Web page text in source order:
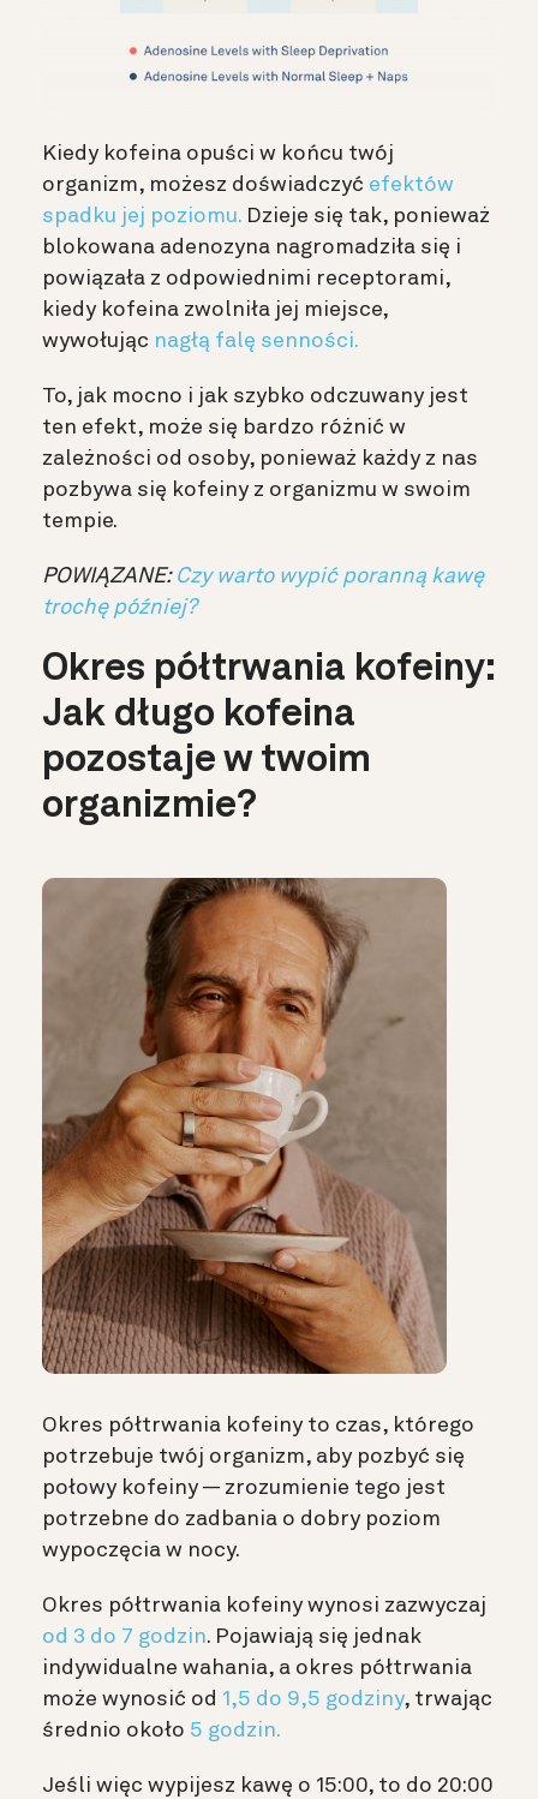
Kiedy kofeina opuści w końcu twój
organizm, możesz doświadczyć efektów
spadku jej poziomu. Dzieje się tak, ponieważ
blokowana adenozyna nagromadziła się i
powiązała z odpowiednimi receptorami,
kiedy kofeina zwolniła jej miejsce,
wywołując nagłą falę senności.
To, jak mocno i jak szybko odczuwany jest
ten efekt, może się bardzo różnić w
zależności od osoby, ponieważ każdy z nas
pozbywa się kofeiny z organizmu w swoim
tempie.
POWIĄZANE: Czy warto wypić poranną kawę
trochę później?
Okres półtrwania kofeiny:
Jak długo kofeina
pozostaje w twoim
organizmie?
Okres półtrwania kofeiny to czas, którego
potrzebuje twój organizm, aby pozbyć się
połowy kofeiny — zrozumienie tego jest
potrzebne do zadbania o dobry poziom
wypoczęcia w nocy.
Okres półtrwania kofeiny wynosi zazwyczaj
od 3 do 7 godzin. Pojawiają się jednak
indywidualne wahania, a okres półtrwania
może wynosić od 1,5 do 9,5 godziny, trwając
średnio około 5 godzin.
Jeśli więc wypijesz kawę o 15:00, to do 20:00